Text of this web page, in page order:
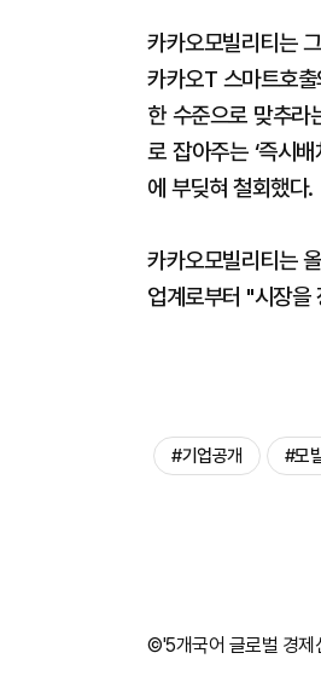
카카오모빌리티는
카카오T 스마트호
한 수준으로 맞추
로 잡아주는 ‘즉시
에 부딪혀 철회했다.
카카오모빌리티는
업계로부터 "시장을
#기업공개 #모
©'5개국어 글로벌 경제